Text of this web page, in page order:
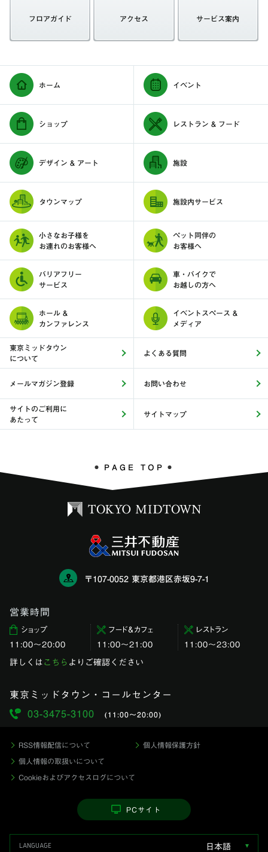
フロアガイド アクセス サービス案内
ホーム イベント
ショップ レストラン & フード
デザイン & アート 施設
タウンマップ 施設内サービス
小さなお子様を
お連れのお客様へ
ペット同伴の
お客様へ
バリアフリー
サービス
車・バイクで
お越しの方へ
ホール &
カンファレンス
イベントスペース &
メディア
東京ミッドタウン
について
よくある質問
メールマガジン登録 お問い合わせ
サイトのご利用に
あたって
サイトマップ
PAGE TOP
〒107-0052 東京都港区赤坂9-7-1
営業時間
ショップ
11:00〜20:00
フード＆カフェ
11:00～21:00
レストラン
11:00〜23:00
詳しくは こちら よりご確認ください
東京ミッドタウン・コールセンター
03-3475-3100
(11:00〜20:00)
RSS情報配信について 個人情報保護方針
個人情報の取扱いについて
Cookieおよびアクセスログについて
PCサイト
日本語